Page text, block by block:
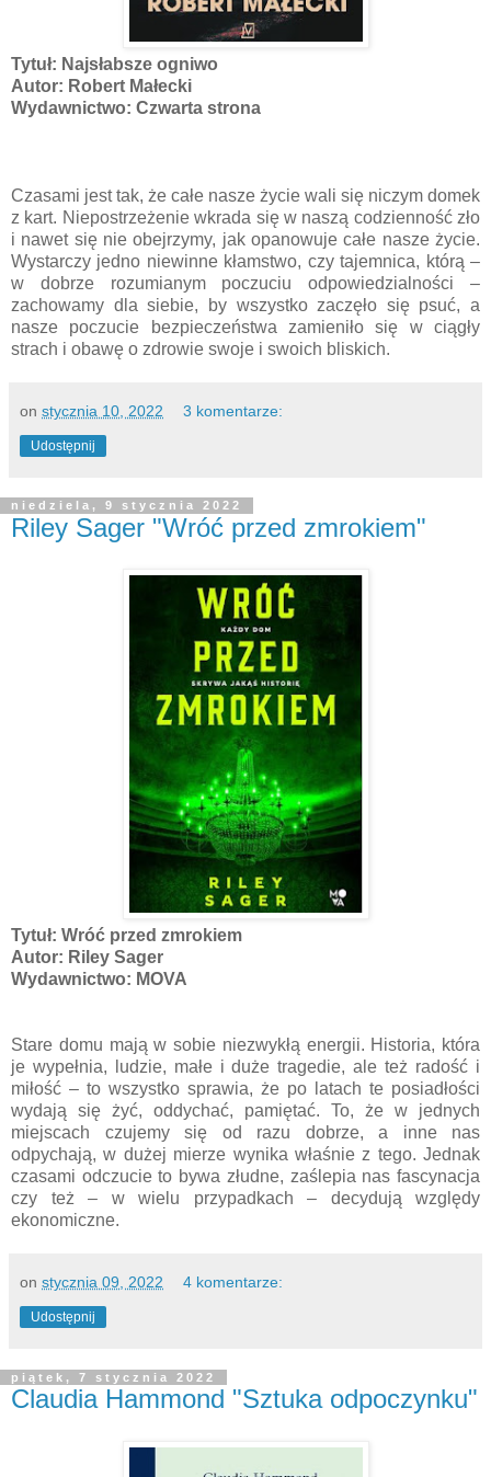
Tytuł: Najsłabsze ogniwo
Autor: Robert Małecki
Wydawnictwo: Czwarta strona
Czasami jest tak, że całe nasze życie wali się niczym domek
z kart. Niepostrzeżenie wkrada się w naszą codzienność zło
i nawet się nie obejrzymy, jak opanowuje całe nasze życie.
Wystarczy jedno niewinne kłamstwo, czy tajemnica, którą –
w dobrze rozumianym poczuciu odpowiedzialności –
zachowamy dla siebie, by wszystko zaczęło się psuć, a
nasze poczucie bezpieczeństwa zamieniło się w ciągły
strach i obawę o zdrowie swoje i swoich bliskich.
on stycznia 10, 2022 3 komentarze:
Udostępnij
niedziela, 9 stycznia 2022
Riley Sager "Wróć przed zmrokiem"
Tytuł: Wróć przed zmrokiem
Autor: Riley Sager
Wydawnictwo: MOVA
Stare domu mają w sobie niezwykłą energii. Historia, która
je wypełnia, ludzie, małe i duże tragedie, ale też radość i
miłość – to wszystko sprawia, że po latach te posiadłości
wydają się żyć, oddychać, pamiętać. To, że w jednych
miejscach czujemy się od razu dobrze, a inne nas
odpychają, w dużej mierze wynika właśnie z tego. Jednak
czasami odczucie to bywa złudne, zaślepia nas fascynacja
czy też – w wielu przypadkach – decydują względy
ekonomiczne.
on stycznia 09, 2022 4 komentarze:
Udostępnij
piątek, 7 stycznia 2022
Claudia Hammond "Sztuka odpoczynku"